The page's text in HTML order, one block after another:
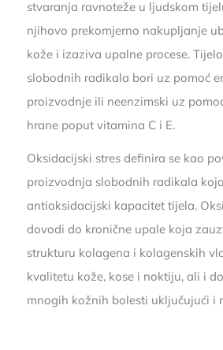
stvaranja ravnoteže u ljudskom
njihovo prekomjerno nakupljanje
kože i izaziva upalne procese.
slobodnih radikala bori uz pomoć
proizvodnje ili neenzimski uz
hrane poput vitamina C i E.
Oksidacijski stres definira se kao
proizvodnja slobodnih radikala
antioksidacijski kapacitet tijela.
dovodi do kronične upale koja
strukturu kolagena i kolagenskih
kvalitetu kože, kose i noktiju, ali i
mnogih kožnih bolesti uključujući i